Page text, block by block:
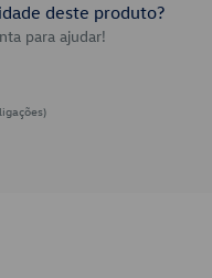
deste produto?
para ajudar!